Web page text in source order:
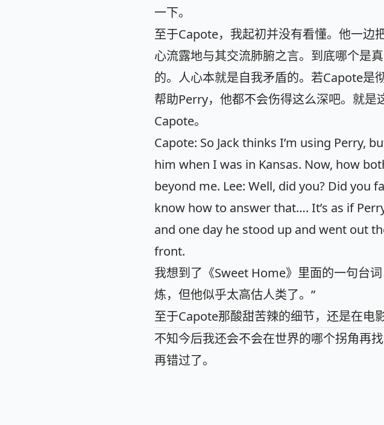
一下。
至于Capote，我起初并没有看懂。他一边
心流露地与其交流肺腑之言。到底哪个是
的。人心本就是自我矛盾的。若Capote是
帮助Perry，他都不会伤得这么深吧。就是
Capote。
Capote: So Jack thinks I’m using Perry,
him when I was in Kansas. Now, how
beyond me. Lee: Well, did you? Did you
know how to answer that…. It’s as if
and one day he stood up and went out
front.
我想到了《Sweet Home》里面的一句台
炼，但他似乎太高估人类了。”
至于Capote那酸甜苦辣的细节，还是在电
不知今后我还会不会在世界的哪个拐角再
再错过了。